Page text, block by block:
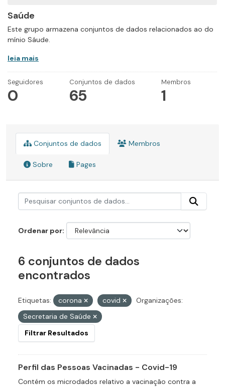
Saúde
Este grupo armazena conjuntos de dados relacionados ao do
mínio Sáude.
leia mais
Seguidores
0
Conjuntos de dados
65
Membros
1
Conjuntos de dados Membros
Sobre Pages
Ordenar por
6 conjuntos de dados
encontrados
Etiquetas: corona covid
Organizações:
Secretaria de Saúde
Filtrar Resultados
Perfil das Pessoas Vacinadas - Covid-19
Contém os microdados relativo a vacinação contra a